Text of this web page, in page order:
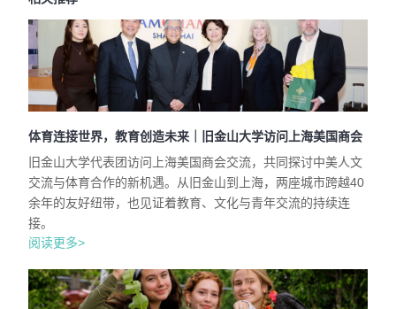
体育连接世界，教育创造未来｜旧金山大学访问上海美国商会
旧金山大学代表团访问上海美国商会交流，共同探讨中美人文
交流与体育合作的新机遇。从旧金山到上海，两座城市跨越40
余年的友好纽带，也见证着教育、文化与青年交流的持续连
接。
阅读更多>